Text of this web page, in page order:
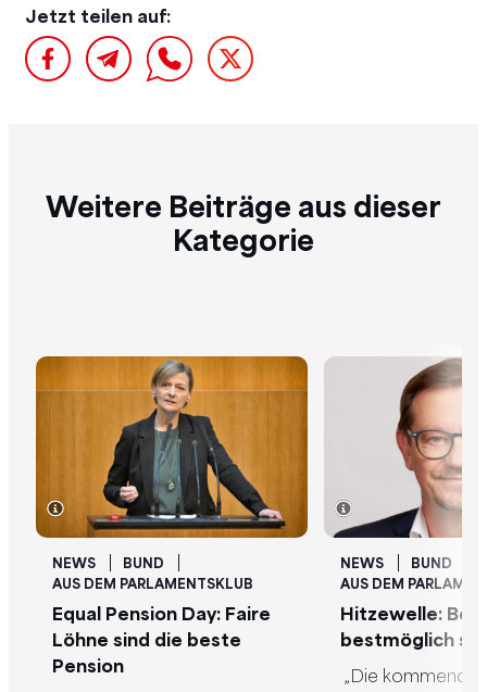
Jetzt teilen auf:
Weitere Beiträge aus dieser
Kategorie
NEWS
BUND
AUS DEM PARLAMENTSKLUB
Equal Pension Day: Faire
Löhne sind die beste
Pension
NEWS
BUND
AUS DEM
Hitzewelle:
bestmöglich
„Die kommende